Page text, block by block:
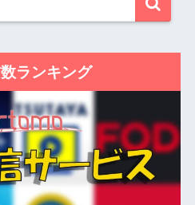
ランキング